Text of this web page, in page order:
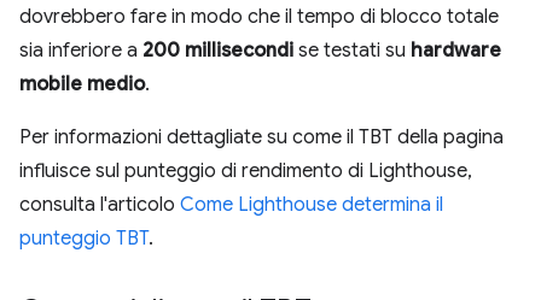
dovrebbero fare in modo che il tempo di blocco totale
sia inferiore a 200 millisecondi se testati su hardware
mobile medio.
Per informazioni dettagliate su come il TBT della pagina
influisce sul punteggio di rendimento di Lighthouse,
consulta l'articolo Come Lighthouse determina il
punteggio TBT.